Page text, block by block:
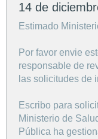
14 de
Estimado
Por favor envie
responsable de
las solicitudes de
Escribo para
Ministerio de
Pública ha